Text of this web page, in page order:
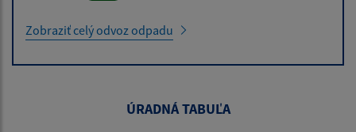
Zobraziť celý odvoz odpadu
ÚRADNÁ TABUĽA